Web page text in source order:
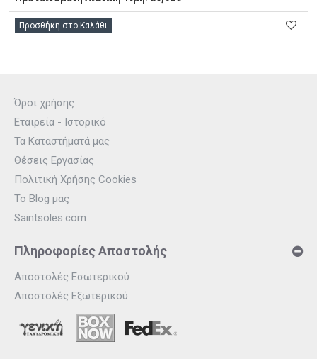
Προσθήκη στο Καλάθι
Όροι χρήσης
Εταιρεία - Ιστορικό
Τα Καταστήματά μας
Θέσεις Εργασίας
Πολιτική Χρήσης Cookies
Το Blog μας
Saintsoles.com
Πληροφορίες Αποστολής
Αποστολές Εσωτερικού
Αποστολές Εξωτερικού